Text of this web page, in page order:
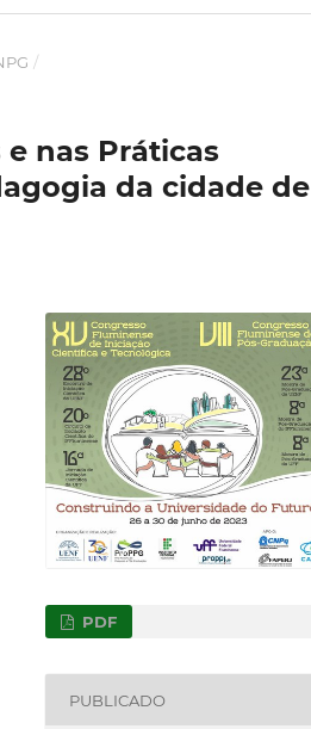
/
nas Práticas
da cidade de
PDF
PUBLICADO